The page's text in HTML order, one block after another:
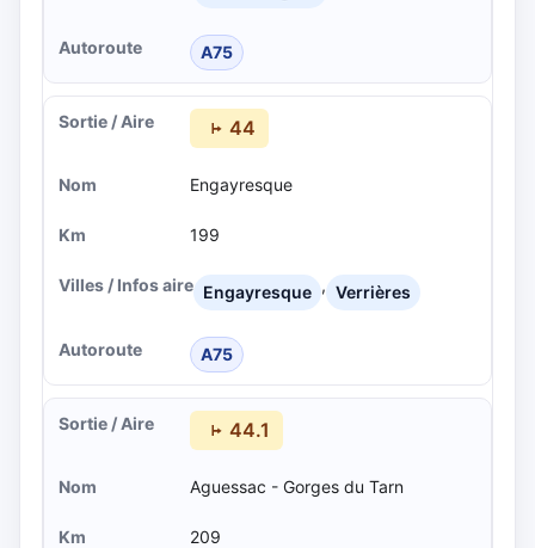
A75
44
Engayresque
199
Engayresque , Verrières
A75
44.1
Aguessac - Gorges du Tarn
209